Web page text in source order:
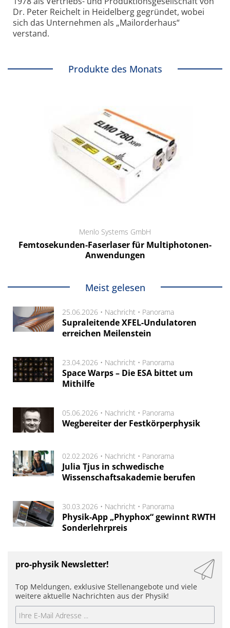
Dr. Peter Reichelt in Heidelberg gegründet, wobei
sich das Unternehmen als „Mailorderhaus“
verstand.
Produkte des Monats
Menlo Systems GmbH
Femtosekunden-Faserlaser für Multiphotonen-
Anwendungen
Meist gelesen
25.06.2026 • Nachricht • Panorama
Supraleitende XFEL-Undulatoren
erreichen Meilenstein
23.04.2026 • Nachricht • Panorama
Space Warps – Die ESA bittet um
Mithilfe
05.06.2026 • Nachricht • Panorama
Wegbereiter der Festkörperphysik
02.02.2026 • Nachricht • Panorama
Julia Tjus in schwedische
Wissenschaftsakademie berufen
30.03.2026 • Nachricht • Panorama
Physik-App „Phyphox“ gewinnt RWTH
Sonderlehrpreis
pro-physik Newsletter!
Top Meldungen, exklusive Stellenangebote und viele
weitere aktuelle Nachrichten aus der Physik!